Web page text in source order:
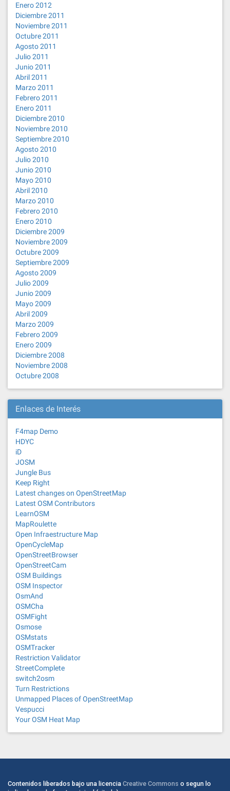
Enero 2012
Diciembre 2011
Noviembre 2011
Octubre 2011
Agosto 2011
Julio 2011
Junio 2011
Abril 2011
Marzo 2011
Febrero 2011
Enero 2011
Diciembre 2010
Noviembre 2010
Septiembre 2010
Agosto 2010
Julio 2010
Junio 2010
Mayo 2010
Abril 2010
Marzo 2010
Febrero 2010
Enero 2010
Diciembre 2009
Noviembre 2009
Octubre 2009
Septiembre 2009
Agosto 2009
Julio 2009
Junio 2009
Mayo 2009
Abril 2009
Marzo 2009
Febrero 2009
Enero 2009
Diciembre 2008
Noviembre 2008
Octubre 2008
Enlaces de Interés
F4map Demo
HDYC
iD
JOSM
Jungle Bus
Keep Right
Latest changes on OpenStreetMap
Latest OSM Contributors
LearnOSM
MapRoulette
Open Infraestructure Map
OpenCycleMap
OpenStreetBrowser
OpenStreetCam
OSM Buildings
OSM Inspector
OsmAnd
OSMCha
OSMFight
Osmose
OSMstats
OSMTracker
Restriction Validator
StreetComplete
switch2osm
Turn Restrictions
Unmapped Places of OpenStreetMap
Vespucci
Your OSM Heat Map
Contenidos liberados bajo una licencia Creative Commons o segun lo